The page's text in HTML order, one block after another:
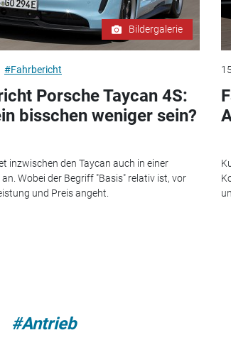
Bildergalerie
#Fahrbericht
Porsche Taycan 4S:
bisschen weniger sein?
inzwischen den Taycan auch in einer
Wobei der Begriff "Basis" relativ ist, vor
und Preis angeht.
#Antrieb